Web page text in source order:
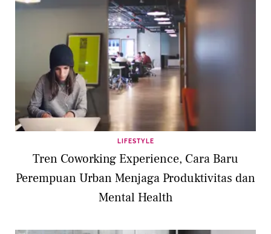
LIFESTYLE
Tren Coworking Experience, Cara Baru
Perempuan Urban Menjaga Produktivitas dan
Mental Health